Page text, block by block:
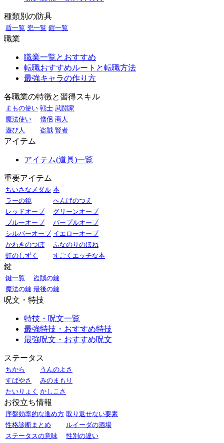
種類別の防具
盾一覧 兜一覧 鎧一覧
職業
職業一覧とおすすめ
転職おすすめルートと転職方法
最強キャラの作り方
各職業の特徴と習得スキル
まもの使い 戦士 武闘家
魔法使い
僧侶 商人
遊び人
盗賊 賢者
アイテム
アイテム(道具)一覧
重要アイテム
ちいさなメダル 本
ラーの鏡
へんげのつえ
レッドオーブ
グリーンオーブ
ブルーオーブ
パープルオーブ
シルバーオーブ イエローオーブ
かわきのつぼ
ふなのりのほね
虹のしずく
すごくエッチな本
鍵
鍵一覧
盗賊の鍵
魔法の鍵 最後の鍵
呪文・特技
特技・呪文一覧
最強特技・おすすめ特技
最強呪文・おすすめ呪文
ステータス
ちから
うんのよさ
すばやさ
みのまもり
たいりょく かしこさ
お役立ち情報
序盤効率的な進め方 取り返せない要素
性格診断まとめ
ルイーダの酒場
ステータスの意味
性別の違い